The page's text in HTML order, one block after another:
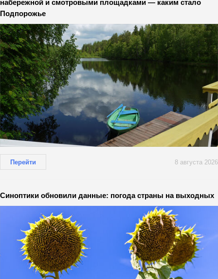
набережной и смотровыми площадками — каким стало
Подпорожье
Перейти 8 августа 2026
Синоптики обновили данные: погода страны на выходных